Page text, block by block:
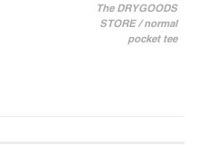
The DRYGOODS
STORE / normal
pocket tee